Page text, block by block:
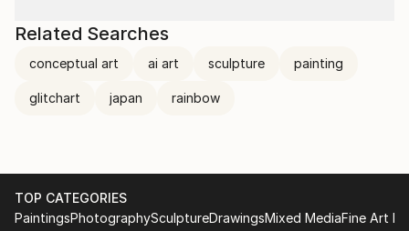
Conceptual art
Related Searches
conceptual art ai art sculpture painting
glitchart japan rainbow
TOP CATEGORIES
PaintingsPhotographySculptureDrawingsMixed MediaFine Art